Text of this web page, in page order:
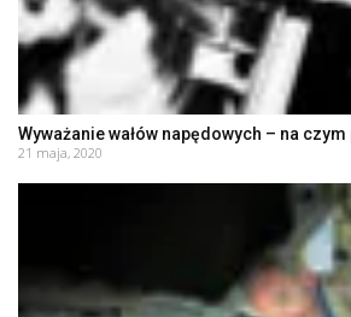
Wyważanie wałów napędowych – na
21 maja, 2020